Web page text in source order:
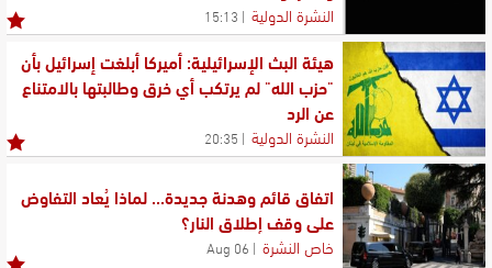
النشرة الدولية 15:13
هيئة البث الإسرائيلية: أميركا أبلغت إسرائيل بأن
"حزب الله" لم يرتكب أي خرق وطالبتها بالامتناع
عن الرد
النشرة الدولية 20:35
اتفاق قائم وهدنة جديدة... لماذا يُعاد التفاوض
على وقف إطلاق النار؟
خاص النشرة 06 Aug